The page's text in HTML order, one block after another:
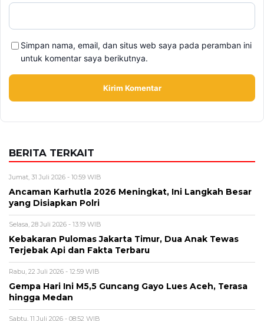
Simpan nama, email, dan situs web saya pada peramban ini
untuk komentar saya berikutnya.
BERITA TERKAIT
Jumat, 31 Juli 2026 - 10:59 WIB
Ancaman Karhutla 2026 Meningkat, Ini Langkah Besar
yang Disiapkan Polri
Selasa, 28 Juli 2026 - 13:19 WIB
Kebakaran Pulomas Jakarta Timur, Dua Anak Tewas
Terjebak Api dan Fakta Terbaru
Rabu, 22 Juli 2026 - 12:59 WIB
Gempa Hari Ini M5,5 Guncang Gayo Lues Aceh, Terasa
hingga Medan
Sabtu, 11 Juli 2026 - 08:52 WIB